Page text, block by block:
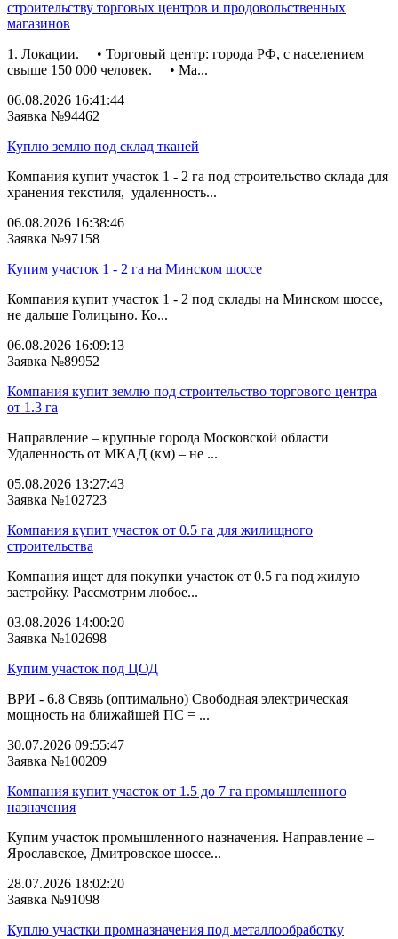
строительству торговых центров и продовольственных
магазинов
1. Локации. • Торговый центр: города РФ, с населением
свыше 150 000 человек. • Ма...
06.08.2026 16:41:44
Заявка №94462
Куплю землю под склад тканей
Компания купит участок 1 - 2 га под строительство склада для
хранения текстиля, удаленность...
06.08.2026 16:38:46
Заявка №97158
Купим участок 1 - 2 га на Минском шоссе
Компания купит участок 1 - 2 под склады на Минском шоссе,
не дальше Голицыно. Ко...
06.08.2026 16:09:13
Заявка №89952
Компания купит землю под строительство торгового центра
от 1.3 га
Направление – крупные города Московской области
Удаленность от МКАД (км) – не ...
05.08.2026 13:27:43
Заявка №102723
Компания купит участок от 0.5 га для жилищного
строительства
Компания ищет для покупки участок от 0.5 га под жилую
застройку. Рассмотрим любое...
03.08.2026 14:00:20
Заявка №102698
Купим участок под ЦОД
ВРИ - 6.8 Связь (оптимально) Свободная электрическая
мощность на ближайшей ПС = ...
30.07.2026 09:55:47
Заявка №100209
Компания купит участок от 1.5 до 7 га промышленного
назначения
Купим участок промышленного назначения. Направление –
Ярославское, Дмитровское шоссе...
28.07.2026 18:02:20
Заявка №91098
Куплю участки промназначения под металлообработку